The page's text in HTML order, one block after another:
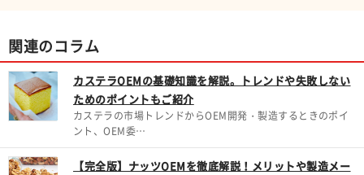
関連のコラム
カステラOEMの基礎知識を解説。トレンドや失敗しない
ためのポイントもご紹介
カステラの市場トレンドからOEM開発・製造するときのポイ
ント、OEM委…
【完全版】ナッツOEMを徹底解説！メリットや製造メー